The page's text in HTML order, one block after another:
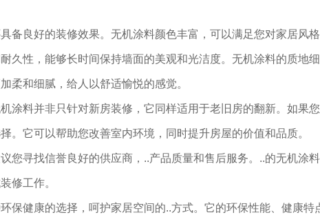
备良好的装修效果。无机涂料颜色丰富，可以满足您对家居风
久性，能够长时间保持墙面的美观和光洁度。无机涂料的质地
柔和细腻，给人以舒适愉悦的感觉。
涂料并非只针对新房装修，它同样适用于老旧房的翻新。如果
。它可以帮助您改善室内环境，同时提升房屋的价值和品质。
您寻找信誉良好的供应商，..产品质量和售后服务。..的无机涂
修工作。
保健康的选择，呵护家居空间的..方式。它的环保性能、健康特